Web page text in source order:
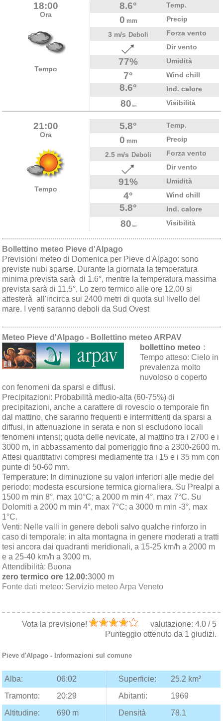
18:00
Ora
Tempo
8.6° Temp.
0 mm
Precip
3 m/s Deboli
Forza vento
Dir vento
77% Umidità
7° Wind chill
8.6° Ind. calore
80 km Visibilità
21:00
Ora
Tempo
5.8° Temp.
0 mm
Precip
2.5 m/s Deboli
Forza vento
Dir vento
91% Umidità
4° Wind chill
5.8° Ind. calore
80 km Visibilità
Bollettino meteo Pieve d'Alpago
Previsioni meteo di Domenica per Pieve d'Alpago: sono
previste nubi sparse. Durante la giornata la temperatura
minima prevista sarà di 1.6°, mentre la temperatura massima
prevista sarà di 11.5°, Lo zero termico alle ore 12.00 si
attesterà all'incirca sui 2400 metri di quota sul livello del
mare. I venti saranno deboli da Sud Ovest
Meteo Pieve d'Alpago - Bollettino meteo ARPAV
bollettino meteo :
Tempo atteso: Cielo in
prevalenza molto
nuvoloso o coperto
con fenomeni da sparsi e diffusi.
Precipitazioni: Probabilità medio-alta (60-75%) di
precipitazioni, anche a carattere di rovescio o temporale fin
dal mattino, che saranno frequenti e intermittenti da sparsi a
diffusi, in attenuazione in serata e non si escludono locali
fenomeni intensi; quota delle nevicate, al mattino tra i 2700 e i
3000 m, in abbassamento dal pomeriggio fino a 2300-2600 m.
Attesi quantitativi compresi mediamente tra i 15 e i 35 mm con
punte di 50-60 mm.
Temperature: In diminuzione su valori inferiori alle medie del
periodo; modesta escursione termica giornaliera. Su Prealpi a
1500 m min 8°, max 10°C; a 2000 m min 4°, max 7°C. Su
Dolomiti a 2000 m min 4°, max 7°C; a 3000 m min -3°, max
1°C.
Venti: Nelle valli in genere deboli salvo qualche rinforzo in
caso di temporale; in alta montagna in genere moderati a tratti
tesi ancora dai quadranti meridionali, a 15-25 km/h a 2000 m
e a 25-40 km/h a 3000 m.
Attendibilità: Buona
zero termico ore 12.00:3000 m
Fonte dati meteo: Servizio meteo Arpa Veneto
Vota la previsione! valutazione: 4.0/ 5
Punteggio ottenuto da 1 giudizi.
Pieve d'Alpago - Informazioni sul comune
Alba: 06:02 Superficie:
25.2 km²
Tramonto:
20:29 Abitanti:
1969
Altitudine:
690 m
Densità
78.1